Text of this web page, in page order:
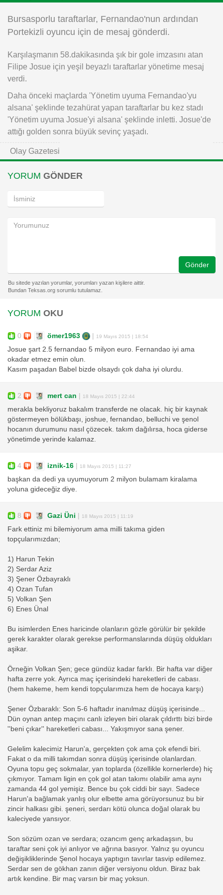
Instagram
iOS
Bursasporlu taraftarlar, Fernandao'nun ardından
Portekizli oyuncu için de mesaj gönderdi.
Karşılaşmanın 58.dakikasında şık bir gole imzasını atan
Filipe Josue için yeşil beyazlı taraftarlar yönetime mesaj
verdi.
Daha önceki maçlarda 'Yönetim uyuma Fernandao'yu
alsana' şeklinde tezahürat yapan taraftarlar bu kez stadı
'Yönetim uyuma Josue'yi alsana' şeklinde inletti. Josue'de
attığı golden sonra büyük sevinç yaşadı.
Olay Gazetesi
YORUM GÖNDER
Gönder
YORUM OKU
0 ömer1963 19 Mayıs 2015 | 18:54
Josue şart 2.5 fernandao 5 milyon euro. Fernandao iyi ama
okadar etmez emin olun.
Kasım paşadan Babel bizde olsaydı çok daha iyi olurdu.
2 mert can 18 Mayıs 2015 | 22:44
merakla bekliyoruz bakalım transferde ne olacak. hiç bir kaynak
göstermeyen bölükbaşı, joshue, fernandao, belluchi ve şenol
hocanın durumunu nasıl çözecek. takım dağılırsa, hoca giderse
yönetimde yerinde kalamaz.
4 iznik-16 18 Mayıs 2015 | 11:27
başkan da dedi ya uyumuyorum 2 milyon bulamam kiralama
yoluna gideceğiz diye.
8 Gazi Üni 18 Mayıs 2015 | 11:19
Fark ettiniz mi bilemiyorum ama milli takıma giden
topçularımızdan;
1) Harun Tekin
2) Serdar Aziz
3) Şener Özbayraklı
4) Ozan Tufan
5) Volkan Şen
6) Enes Ünal
Bu isimlerden Enes haricinde olanların gözle görülür bir şekilde
gerek karakter olarak gerekse performanslarında düşüş oldukları
aşikar.
Örneğin Volkan Şen; gece gündüz kadar farklı. Bir hafta var diğer
hafta zerre yok. Ayrıca maç içerisindeki hareketleri de cabası.
(hem hakeme, hem kendi topçularımıza hem de hocaya karşı)
Şener Özbaraklı: Son 5-6 haftadır inanılmaz düşüş içerisinde...
Dün oynan antep maçını canlı izleyen biri olarak çıldırttı bizi birde
''beni çıkar'' hareketleri cabası... Yakışmıyor sana şener.
Gelelim kalecimiz Harun'a, gerçekten çok ama çok efendi biri.
Fakat o da milli takımdan sonra düşüş içerisinde olanlardan.
Oyuna topu geç sokmalar, yan toplarda (özellikle kornerlerde) hiç
çıkmıyor. Tamam ligin en çok gol atan takımı olabilir ama aynı
zamanda 44 gol yemişiz. Bence bu çok ciddi bir sayı. Sadece
Harun'a bağlamak yanlış olur elbette ama görüyorsunuz bu bir
zincir halkası gibi. şeneri, serdarı kötü olunca doğal olarak bu
kaleciyede yansıyor.
Son sözüm ozan ve serdara; ozancım genç arkadaşsın, bu
taraftar seni çok iyi anlıyor ve ağrına basıyor. Yalnız şu oyuncu
değişikliklerinde Şenol hocaya yaptıgın tavırlar tasvip edilemez.
Serdar sen de gökhan zanın diğer versiyonu oldun. Biraz bak
artık kendine. Bir maç varsın bir maç yoksun.